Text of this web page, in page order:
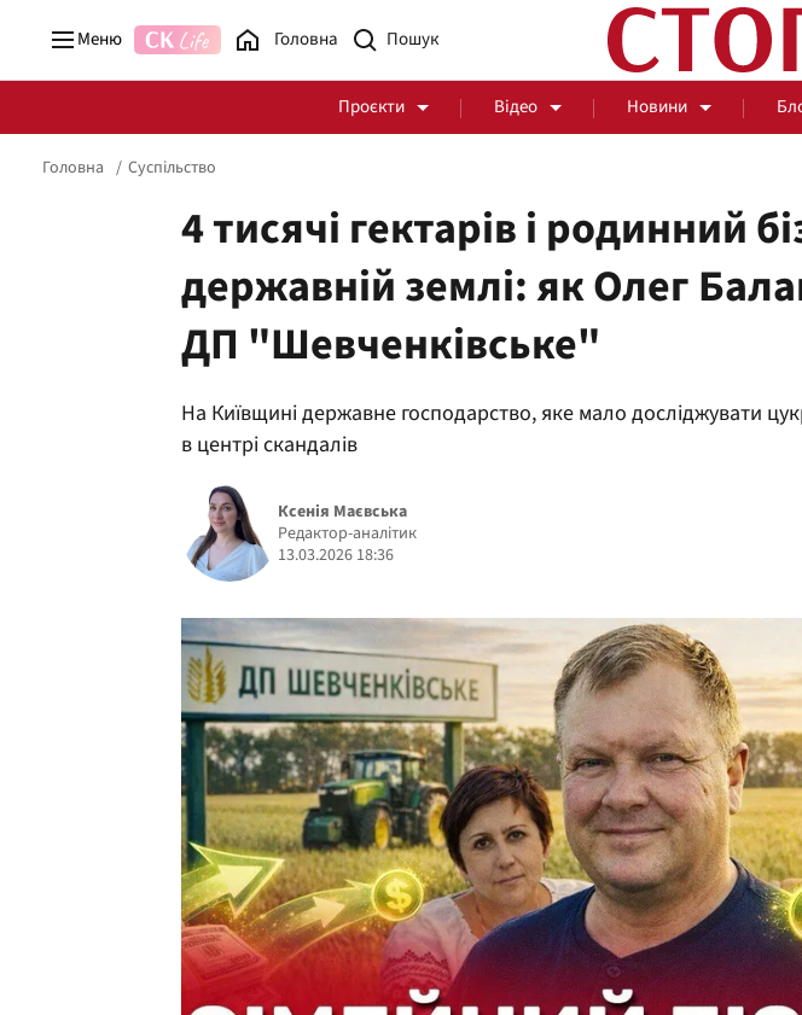
Меню Головна
Проєкти Відео Новини
Стоп Політичній Корупції Чесні закупівлі За
Головна Суспільство
4 тисячі гектарів і родинний
державній землі: як Олег
ДП "Шевченківське"
На Київщині державне господарство, яке мало досліджувати
в центрі скандалів
Ксенія Маєвська
Редактор-аналітик
13.03.2026 18:36